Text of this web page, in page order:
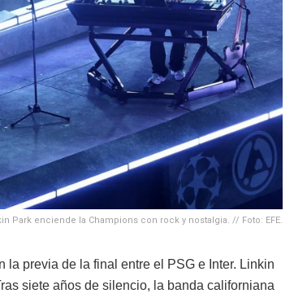
Park enciende la Champions con rock y nostalgia. // Foto: EFE.
la previa de la final entre el PSG e Inter. Linkin
siete años de silencio, la banda californiana